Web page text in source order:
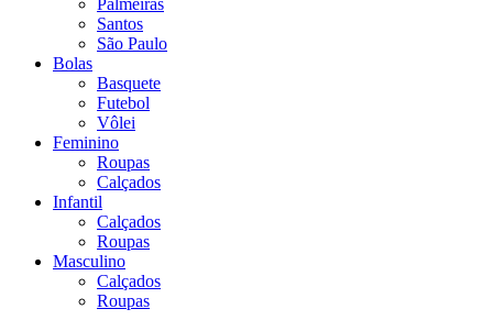
Santos
São Paulo
Bolas
Basquete
Futebol
Vôlei
Feminino
Roupas
Calçados
Infantil
Calçados
Roupas
Masculino
Calçados
Roupas